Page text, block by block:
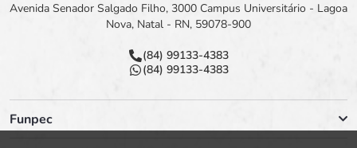
Avenida Senador Salgado Filho, 3000 Campus Universitário - Lagoa
Nova, Natal - RN, 59078-900
(84) 99133-4383
(84) 99133-4383
Funpec